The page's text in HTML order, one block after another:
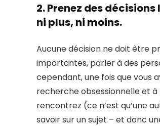
2. Prenez des
ni plus, ni moins.
Aucune décision ne doit être
importantes, parler à des
cependant, une fois que vous
recherche obsessionnelle et
rencontrez (ce n’est qu’une
savoir sur un sujet – et donc